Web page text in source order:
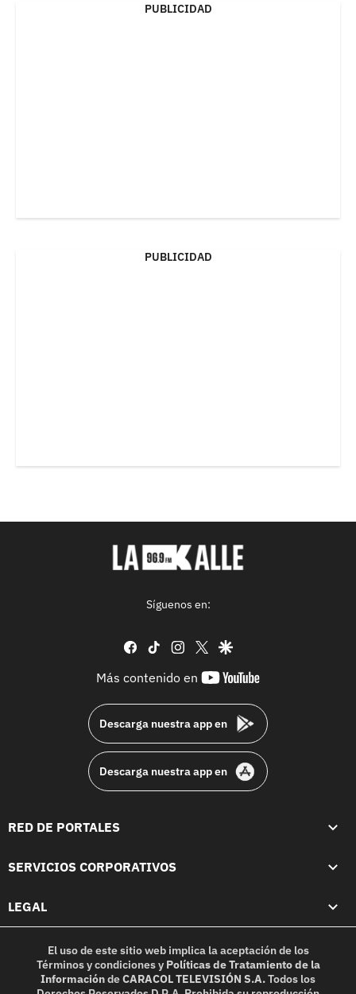
PUBLICIDAD
PUBLICIDAD
Síguenos en:
facebook
tiktok instagram
twittergoogle
Más contenido en
youtube-
Descarga nuestra app en
Descarga nuestra app en
RED DE PORTALES
SERVICIOS CORPORATIVOS
LEGAL
El uso de este sitio web implica la aceptación de los
Términos y condicionesy Políticas de Tratamiento de la
InformacióndeCARACOL TELEVISIÓN S.A.Todos los